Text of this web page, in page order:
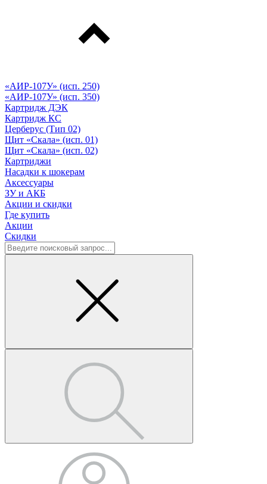
«АИР-107У» (исп. 250)
«АИР-107У» (исп. 350)
Картридж ДЭК
Картридж КС
Церберус (Тип 02)
Щит «Скала» (исп. 01)
Щит «Скала» (исп. 02)
Картриджи
Насадки к шокерам
Аксессуары
ЗУ и АКБ
Акции и скидки
Где купить
Акции
Скидки